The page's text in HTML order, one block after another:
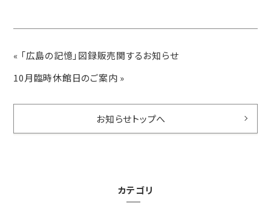
« 「広島の記憶」図録販売関するお知らせ
10月臨時休館日のご案内 »
お知らせトップへ
カテゴリ